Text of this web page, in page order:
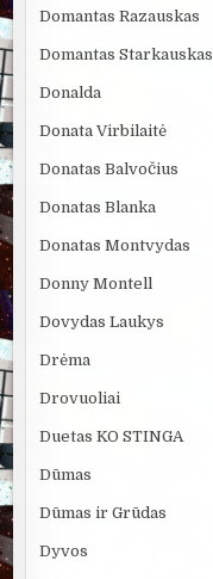
Domantas Razauskas
Domantas Starkauskas
Donalda
Donata Virbilaitė
Donatas Balvočius
Donatas Blanka
Donatas Montvydas
Donny Montell
Dovydas Laukys
Drėma
Drovuoliai
Duetas KO STINGA
Dūmas
Dūmas ir Grūdas
Dyvos